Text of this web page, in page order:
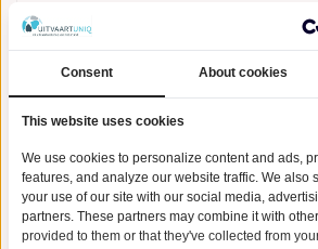
Urn geschikt voor asbus van het
Deze urn is speciaal geschikt voor de
die normaal gesproken 23 cm hoog is en
de zekerheid altijd even bij het
van de asbus is, dan informeren onze
deze in de door u gewenste urn past
Op zoek naar een betekenisvolle manier
Consent About cookies
This website uses cookies
We use cookies to personalize content and ads,
features, and analyze our website traffic. We also
your use of our site with our social media,
partners. These partners may combine it with
provided to them or that they've collected from